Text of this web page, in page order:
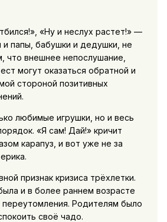
«Ну и неслух растет!» —
папы, бабушки и дедушки, не
что внешнее непослушание,
могут оказаться обратной и
стороной позитивных
любимые игрушки, но и весь
«Я сам! Дай!» кричит
карапуз, и вот уже не за
признак кризиса трёхлетки.
и в более раннем возрасте
переутомления. Родителям было
своё чадо.